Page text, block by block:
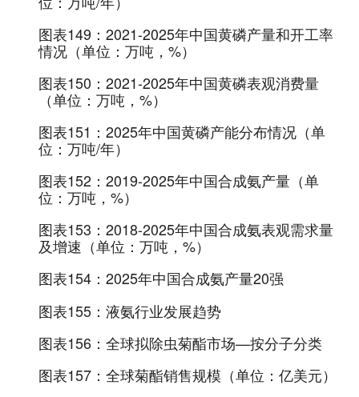
图表149： 2021-2025年中国黄磷产量和开工率
情况（单位：万吨，%）
图表150： 2021-2025年中国黄磷表观消费量
（单位：万吨，%）
图表151： 2025年中国黄磷产能分布情况（单
位：万吨/年）
图表152： 2019-2025年中国合成氨产量（单
位：万吨，%）
图表153： 2018-2025年中国合成氨表观需求量
及增速（单位：万吨，%）
图表154： 2025年中国合成氨产量20强
图表155： 液氨行业发展趋势
图表156： 全球拟除虫菊酯市场—按分子分类
图表157： 全球菊酯销售规模（单位：亿美元）